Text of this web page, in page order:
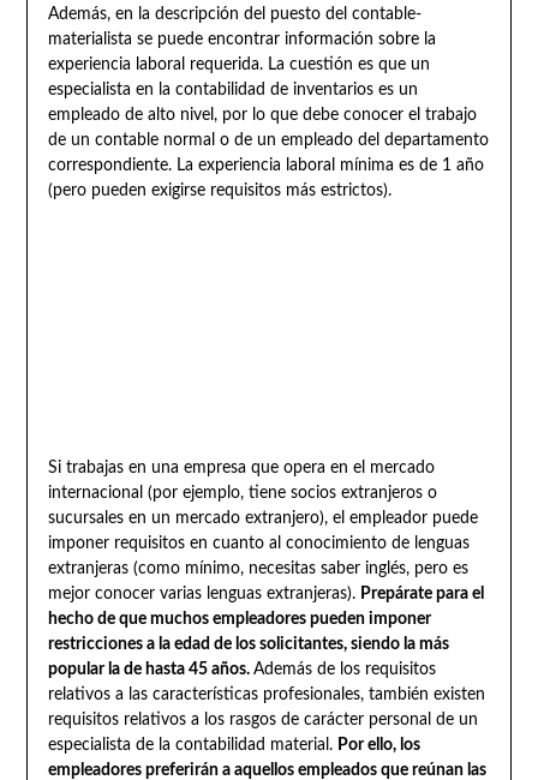
Además, en la descripción del puesto del contable-
materialista se puede encontrar información sobre la
experiencia laboral requerida. La cuestión es que un
especialista en la contabilidad de inventarios es un
empleado de alto nivel, por lo que debe conocer el trabajo
de un contable normal o de un empleado del departamento
correspondiente. La experiencia laboral mínima es de 1 año
(pero pueden exigirse requisitos más estrictos).
Si trabajas en una empresa que opera en el mercado
internacional (por ejemplo, tiene socios extranjeros o
sucursales en un mercado extranjero), el empleador puede
imponer requisitos en cuanto al conocimiento de lenguas
extranjeras (como mínimo, necesitas saber inglés, pero es
mejor conocer varias lenguas extranjeras). Prepárate para el
hecho de que muchos empleadores pueden imponer
restricciones a la edad de los solicitantes, siendo la más
popular la de hasta 45 años. Además de los requisitos
relativos a las características profesionales, también existen
requisitos relativos a los rasgos de carácter personal de un
especialista de la contabilidad material. Por ello, los
empleadores preferirán a aquellos empleados que reúnan las